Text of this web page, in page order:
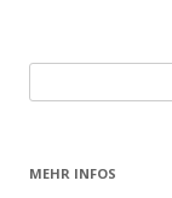
nach:
MEHR INFOS